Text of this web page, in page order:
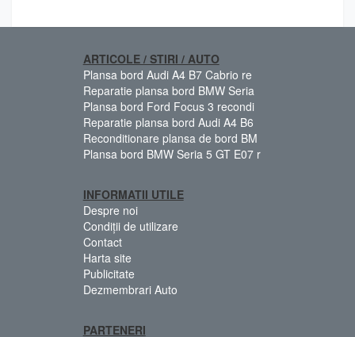
ARTICOLE / STIRI / AUTO
Plansa bord Audi A4 B7 Cabrio re
Reparatie plansa bord BMW Seria
Plansa bord Ford Focus 3 recondi
Reparatie plansa bord Audi A4 B6
Reconditionare plansa de bord BM
Plansa bord BMW Seria 5 GT E07 r
INFORMATII UTILE
Despre noi
Condiții de utilizare
Contact
Harta site
Publicitate
Dezmembrari Auto
PARTENERI